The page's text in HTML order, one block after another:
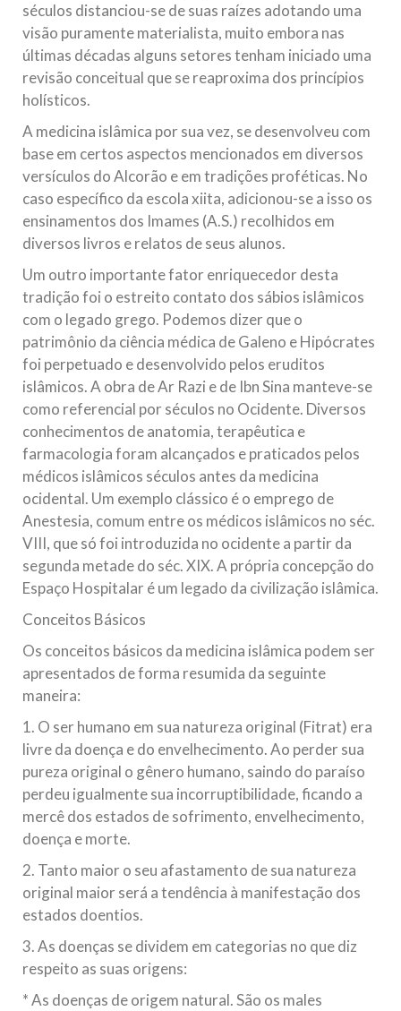
séculos distanciou-se de suas raízes adotando uma
visão puramente materialista, muito embora nas
últimas décadas alguns setores tenham iniciado uma
revisão conceitual que se reaproxima dos princípios
holísticos.
A medicina islâmica por sua vez, se desenvolveu com
base em certos aspectos mencionados em diversos
versículos do Alcorão e em tradições proféticas. No
caso específico da escola xiita, adicionou-se a isso os
ensinamentos dos Imames (A.S.) recolhidos em
diversos livros e relatos de seus alunos.
Um outro importante fator enriquecedor desta
tradição foi o estreito contato dos sábios islâmicos
com o legado grego. Podemos dizer que o
patrimônio da ciência médica de Galeno e Hipócrates
foi perpetuado e desenvolvido pelos eruditos
islâmicos. A obra de Ar Razi e de Ibn Sina manteve-se
como referencial por séculos no Ocidente. Diversos
conhecimentos de anatomia, terapêutica e
farmacologia foram alcançados e praticados pelos
médicos islâmicos séculos antes da medicina
ocidental. Um exemplo clássico é o emprego de
Anestesia, comum entre os médicos islâmicos no séc.
VIII, que só foi introduzida no ocidente a partir da
segunda metade do séc. XIX. A própria concepção do
Espaço Hospitalar é um legado da civilização islâmica.
Conceitos Básicos
Os conceitos básicos da medicina islâmica podem ser
apresentados de forma resumida da seguinte
maneira:
1. O ser humano em sua natureza original (Fitrat) era
livre da doença e do envelhecimento. Ao perder sua
pureza original o gênero humano, saindo do paraíso
perdeu igualmente sua incorruptibilidade, ficando a
mercê dos estados de sofrimento, envelhecimento,
doença e morte.
2. Tanto maior o seu afastamento de sua natureza
original maior será a tendência à manifestação dos
estados doentios.
3. As doenças se dividem em categorias no que diz
respeito as suas origens:
* As doenças de origem natural. São os males